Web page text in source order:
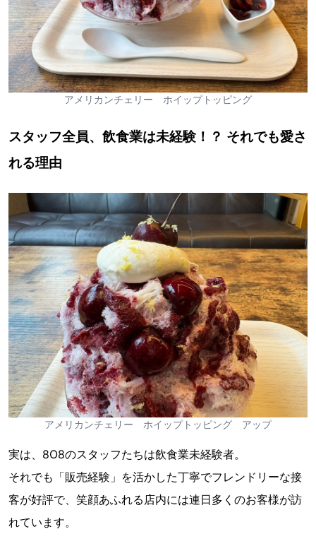
アメリカンチェリー ホイップトッピング
スタッフ全員、飲食業は未経験！？ それでも愛さ
れる理由
アメリカンチェリー ホイップトッピング アップ
実は、8O8のスタッフたちは飲食業未経験者。
それでも「販売経験」を活かした丁寧でフレンドリーな接
客が好評で、笑顔あふれる店内には連日多くのお客様が訪
れています。